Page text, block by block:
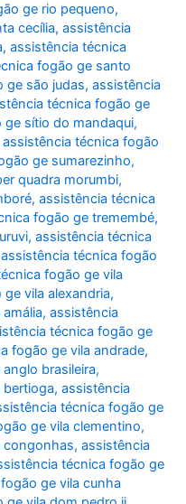
ge rio pequeno,
cecília,assistência
,assistência técnica
fogão ge santo
ge são judas,assistência
técnica fogão ge
sítio do mandaqui,
assistência técnica fogão
ge sumarezinho,
quadra morumbi,
,assistência técnica
fogão ge tremembé,
,assistência técnica
assistência técnica fogão
fogão ge vila
vila alexandria,
,assistência
técnica fogão ge
fogão ge vila andrade,
brasileira,
,assistência
técnica fogão ge
ge vila clementino,
congonhas,assistência
técnica fogão ge
ge vila cunha